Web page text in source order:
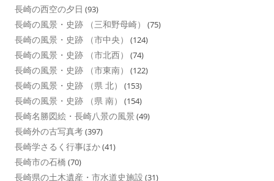
長崎の西空の夕日 (93)
長崎の風景・史跡 （三和野母崎） (75)
長崎の風景・史跡 （市中央） (124)
長崎の風景・史跡 （市北西） (74)
長崎の風景・史跡 （市東南） (122)
長崎の風景・史跡 （県 北） (153)
長崎の風景・史跡 （県 南） (154)
長崎名勝図絵・長崎八景の風景 (49)
長崎外の古写真考(397)
長崎学さるく行事ほか(41)
長崎市の石橋 (70)
長崎県の土木遺産・市水道史施設 (31)